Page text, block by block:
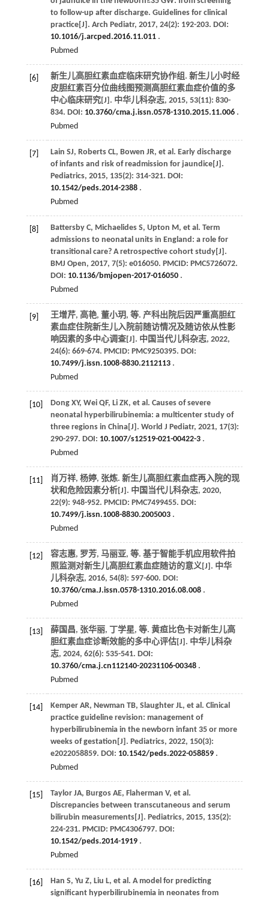
to follow-up after discharge. Guidelines for clinical
practice[J]. Arch Pediatr, 2017, 24(2): 192-203. DOI:
10.1016/j.arcped.2016.11.011.
Pubmed
[6]
新生儿高胆红素血症临床研究协作组. 新生儿小时经
皮胆红素百分位曲线图预测高胆红素血症价值的多
中心临床研究[J]. 中华儿科杂志, 2015, 53(11): 830-
834. DOI: 10.3760/cma.j.issn.0578-1310.2015.11.006.
Pubmed
[7] Lain SJ, Roberts CL, Bowen JR, et al. Early discharge
of infants and risk of readmission for jaundice[J].
Pediatrics, 2015, 135(2): 314-321. DOI:
10.1542/peds.2014-2388.
Pubmed
[8] Battersby C, Michaelides S, Upton M, et al. Term
admissions to neonatal units in England: a role for
transitional care? A retrospective cohort study[J].
BMJ Open, 2017, 7(5): e016050. PMCID: PMC5726072.
DOI: 10.1136/bmjopen-2017-016050.
Pubmed
[9] 王增芹, 高艳, 董小玥, 等. 产科出院后因严重高胆红
素血症住院新生儿入院前随访情况及随访依从性影
响因素的多中心调查[J]. 中国当代儿科杂志, 2022,
24(6): 669-674. PMCID: PMC9250395. DOI:
10.7499/j.issn.1008-8830.2112113.
Pubmed
[10] Dong XY, Wei QF, Li ZK, et al. Causes of severe
neonatal hyperbilirubinemia: a multicenter study of
three regions in China[J]. World J Pediatr, 2021, 17(3):
290-297. DOI: 10.1007/s12519-021-00422-3.
Pubmed
[11]
肖万祥, 杨婷, 张炼. 新生儿高胆红素血症再入院的现
状和危险因素分析[J]. 中国当代儿科杂志, 2020,
22(9): 948-952. PMCID: PMC7499455. DOI:
10.7499/j.issn.1008-8830.2005003.
Pubmed
[12] 容志惠, 罗芳, 马丽亚, 等. 基于智能手机应用软件拍
照监测对新生儿高胆红素血症随访的意义[J]. 中华
儿科杂志, 2016, 54(8): 597-600. DOI:
10.3760/cma.J.issn.0578-1310.2016.08.008.
Pubmed
[13] 薛国昌, 张华丽, 丁学星, 等. 黄疸比色卡对新生儿高
胆红素血症诊断效能的多中心评估[J]. 中华儿科杂
志, 2024, 62(6): 535-541. DOI:
10.3760/cma.j.cn112140-20231106-00348.
Pubmed
[14] Kemper AR, Newman TB, Slaughter JL, et al. Clinical
practice guideline revision: management of
hyperbilirubinemia in the newborn infant 35 or more
weeks of gestation[J]. Pediatrics, 2022, 150(3):
e2022058859. DOI: 10.1542/peds.2022-058859.
Pubmed
[15] Taylor JA, Burgos AE, Flaherman V, et al.
Discrepancies between transcutaneous and serum
bilirubin measurements[J]. Pediatrics, 2015, 135(2):
224-231. PMCID: PMC4306797. DOI:
10.1542/peds.2014-1919.
Pubmed
[16] Han S, Yu Z, Liu L, et al. A model for predicting
significant hyperbilirubinemia in neonates from